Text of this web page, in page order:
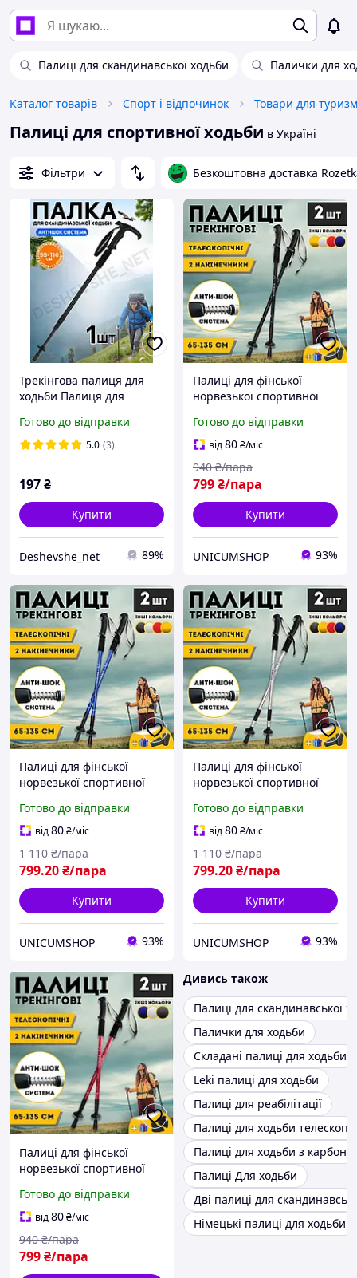
Палиці для скандинавської ходьби Палички для
Каталог товарів Спорт і відпочинок Товари для
Палиці для спортивної ходьби в Україні
Фільтри Безкоштовна доставка
Трекінгова палиця для
ходьби Палиця для
трекінгу скандинавської
ходьби Profi MS 2019-1
Готово до відправки
5.0 (3)
197₴
Купити
Deshevshe_net 89%
Палиці для фінської
норвезької спортивної
палиці для треку Hechpro
3924 чорні
Готово до відправки
від80₴/міс
799₴/пара
940 ₴/пара
Купити
UNICUMSHOP 93%
Палиці для фінської
норвезької спортивної
палиці для треку Hechpro
3924 сині
Готово до відправки
від80₴/міс
799.20₴/пара
1 110 ₴/пара
Купити
UNICUMSHOP 93%
Палиці для фінської
норвезької спортивної
палиці для треку Hechpro
3924 сірі
Готово до відправки
від80₴/міс
799.20₴/пара
1 110 ₴/пара
Купити
UNICUMSHOP 93%
Палиці для фінської
норвезької спортивної
палиці для треку Hechpro
3924 червоні
Готово до відправки
від80₴/міс
799₴/пара
940 ₴/пара
Дивись також
Палиці для скандинавської
Палички для ходьби
Складані палиці для ходьби
Leki палиці для ходьби
Палиці для реабілітації
Палиці для ходьби
Палиці для ходьби з карбону
Палиці Для ходьби
Дві палиці для
Німецькі палиці для ходьби